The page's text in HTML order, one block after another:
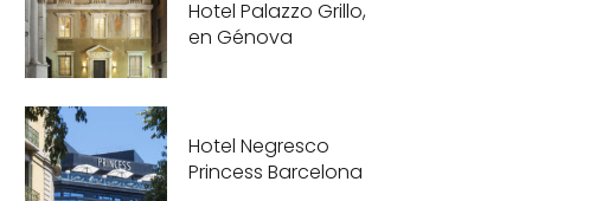
Hotel Palazzo Grillo,
en Génova
Hotel Negresco
Princess Barcelona